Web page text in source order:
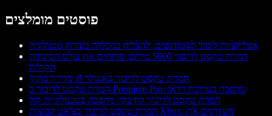
פוסטים מומלצים
אפליקציות לימוד לסטודנטים: להצליח במכללה בעזרת טכנולוגיה
המרת טקסט לדיבור 5000 מילים: פותחים את עולם הסינתזה
הקולית
המרת טקסט לדיבור באנגולר 8: מדריך מקיף
המרת טקסט לדיבור ב-Premiere Pro: מהפכה בעריכת וידאו
המרת טקסט לדיבור קוויבקי: מהפכה בטכנולוגיית קול
המרת טקסט לדיבור בצ'אט קבוצות Xbox: משדרגים את